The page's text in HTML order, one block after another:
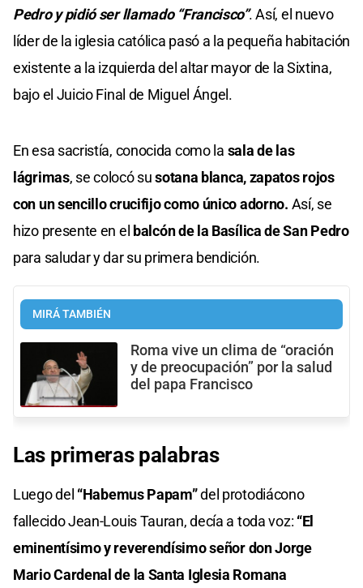
Pedro y pidió ser llamado “Francisco”. Así, el nuevo
líder de la iglesia católica pasó a la pequeña habitación
existente a la izquierda del altar mayor de la Sixtina,
bajo el Juicio Final de Miguel Ángel.
En esa sacristía, conocida como la sala de las
lágrimas, se colocó susotana blanca, zapatos rojos
con un sencillo crucifijo como único adorno. Así, se
hizo presente en el balcón de la Basílica de San Pedro
para saludar y dar su primera bendición.
MIRÁ TAMBIÉN
Roma vive un clima de “oración
y de preocupación” por la salud
del papa Francisco
Las primeras palabras
Luego del “Habemus Papam”del protodiácono
fallecido Jean-Louis Tauran, decía a toda voz: “El
eminentísimo y reverendísimo señor don Jorge
Mario Cardenal de la Santa Iglesia Romana